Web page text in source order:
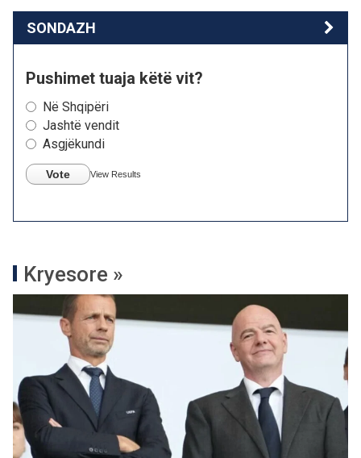
SONDAZH
Pushimet tuaja këtë vit?
Në Shqipëri
Jashtë vendit
Asgjëkundi
Vote View Results
Kryesore »